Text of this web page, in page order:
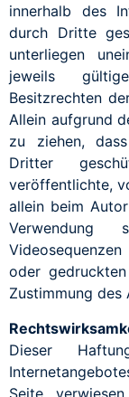
innerhalb des
durch Dritte
unterliegen
jeweils
Besitzrechten
Allein aufgrund
zu ziehen,
Dritter
veröffentlichte,
allein beim
Verwendung
oder
Zustimmung
Dieser
Seite